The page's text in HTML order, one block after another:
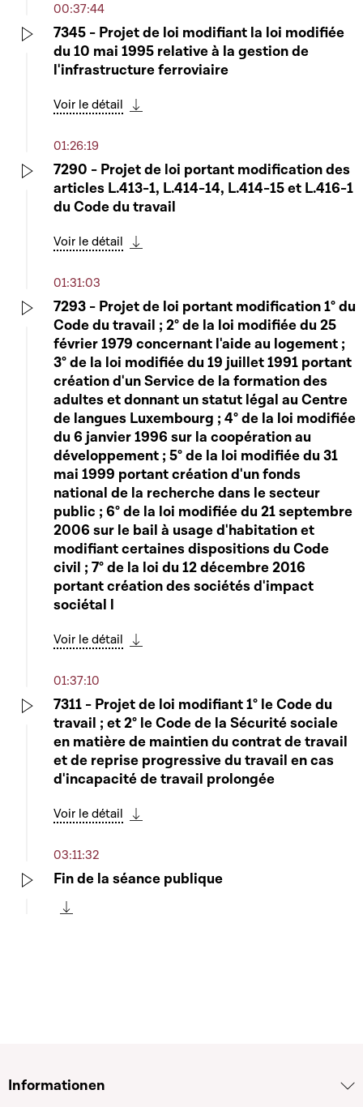
00:37:44
7345 - Projet de loi modifiant la loi modifiée
du 10 mai 1995 relative à la gestion de
l'infrastructure ferroviaire
Voir le détail
01:26:19
7290 - Projet de loi portant modification des
articles L.413-1, L.414-14, L.414-15 et L.416-1
du Code du travail
Voir le détail
01:31:03
7293 - Projet de loi portant modification 1° du
Code du travail ; 2° de la loi modifiée du 25
février 1979 concernant l'aide au logement ;
3° de la loi modifiée du 19 juillet 1991 portant
création d'un Service de la formation des
adultes et donnant un statut légal au Centre
de langues Luxembourg ; 4° de la loi modifiée
du 6 janvier 1996 sur la coopération au
développement ; 5° de la loi modifiée du 31
mai 1999 portant création d'un fonds
national de la recherche dans le secteur
public ; 6° de la loi modifiée du 21 septembre
2006 sur le bail à usage d'habitation et
modifiant certaines dispositions du Code
civil ; 7° de la loi du 12 décembre 2016
portant création des sociétés d'impact
sociétal l
Voir le détail
01:37:10
7311 - Projet de loi modifiant 1° le Code du
travail ; et 2° le Code de la Sécurité sociale
en matière de maintien du contrat de travail
et de reprise progressive du travail en cas
d'incapacité de travail prolongée
Voir le détail
03:11:32
Fin de la séance publique
Informationen